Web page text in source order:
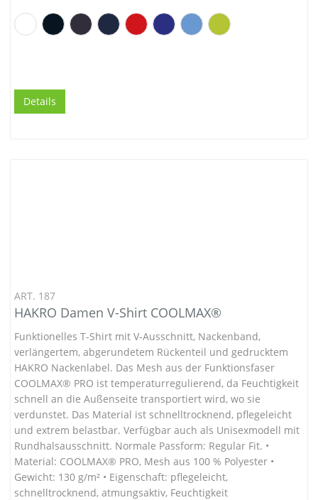
Details
ART. 187
HAKRO Damen V-Shirt COOLMAX®
Funktionelles T-Shirt mit V-Ausschnitt, Nackenband,
verlängertem, abgerundetem Rückenteil und gedrucktem
HAKRO Nackenlabel. Das Mesh aus der Funktionsfaser
COOLMAX® PRO ist temperaturregulierend, da Feuchtigkeit
schnell an die Außenseite transportiert wird, wo sie
verdunstet. Das Material ist schnelltrocknend, pflegeleicht
und extrem belastbar. Verfügbar auch als Unisexmodell mit
Rundhalsausschnitt. Normale Passform: Regular Fit. •
Material: COOLMAX® PRO, Mesh aus 100 % Polyester •
Gewicht: 130 g/m² • Eigenschaft: pflegeleicht,
schnelltrocknend, atmungsaktiv, Feuchtigkeit